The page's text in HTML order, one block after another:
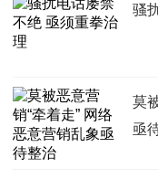
骚
莫
亟